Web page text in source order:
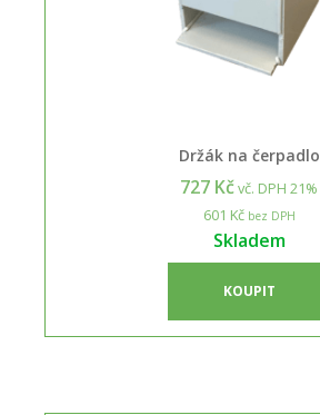
Držák na čerpadlo
727 Kčvč. DPH 21%
601 Kčbez DPH
Skladem
KOUPIT